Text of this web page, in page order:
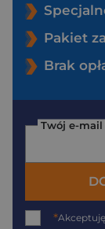
Pakiet
Brak
Twój e-mail
*Akceptuję